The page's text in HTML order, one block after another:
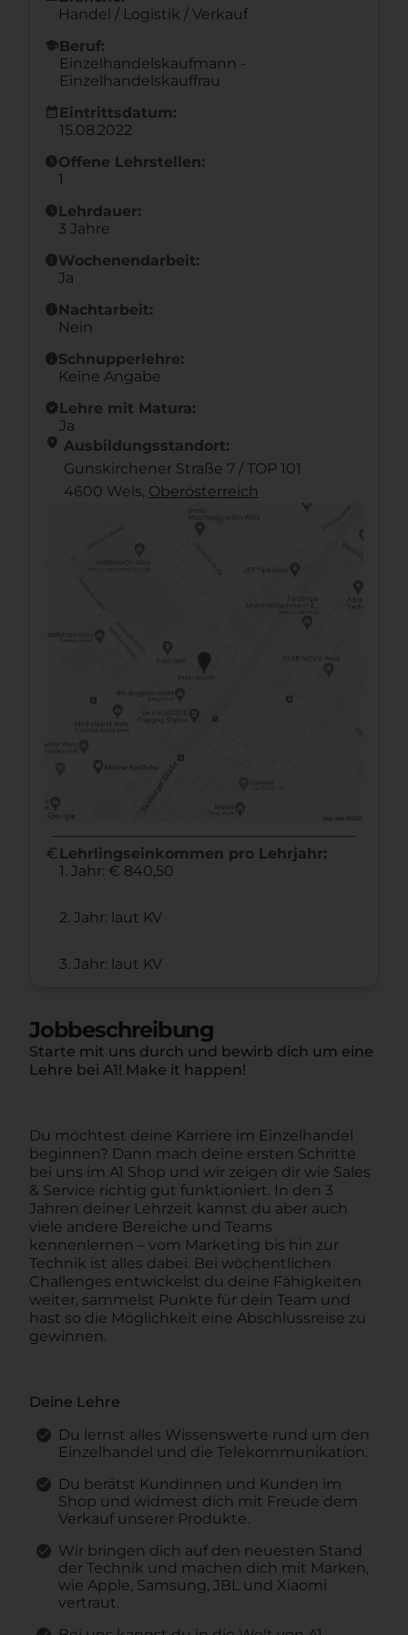
Handel / Logistik / Verkauf
schoolBeruf:
Einzelhandelskaufmann -
Einzelhandelskauffrau
calendar_month Eintrittsdatum:
15.08.2022
scheduleOffene Lehrstellen:
1
scheduleLehrdauer:
3 Jahre
infoWochenendarbeit:
Ja
infoNachtarbeit:
Nein
infoSchnupperlehre:
Keine Angabe
new_releasesLehre mit Matura:
Ja
location_on Ausbildungsstandort:
Gunskirchener Straße 7 / TOP 101
4600 Wels, Ober­österreich
euro Lehrlingseinkommen pro Lehrjahr:
1. Jahr: € 840,50
2. Jahr: laut KV
3. Jahr: laut KV
Jobbeschreibung
Starte mit uns durch und bewirb dich um eine
Lehre bei A1! Make it happen!
Du möchtest deine Karriere im Einzelhandel
beginnen? Dann mach deine ersten Schritte
bei uns im A1 Shop und wir zeigen dir wie Sales
& Service richtig gut funktioniert. In den 3
Jahren deiner Lehrzeit kannst du aber auch
viele andere Bereiche und Teams
kennenlernen – vom Marketing bis hin zur
Technik ist alles dabei. Bei wöchentlichen
Challenges entwickelst du deine Fähigkeiten
weiter, sammelst Punkte für dein Team und
hast so die Möglichkeit eine Abschlussreise zu
gewinnen.
Deine Lehre
Du lernst alles Wissenswerte rund um den
Einzelhandel und die Telekommunikation.
Du berätst Kundinnen und Kunden im
Shop und widmest dich mit Freude dem
Verkauf unserer Produkte.
Wir bringen dich auf den neuesten Stand
der Technik und machen dich mit Marken,
wie Apple, Samsung, JBL und Xiaomi
vertraut.